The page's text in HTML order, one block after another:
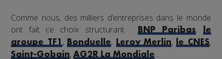
Comme nous, des milliers d’entreprises dans le monde
ont fait ce choix structurant :
BNP Paribas,
le
groupe TF1 , Bonduelle, Leroy Merlin, le CNES,
Saint-Gobain,AG2R La Mondiale...